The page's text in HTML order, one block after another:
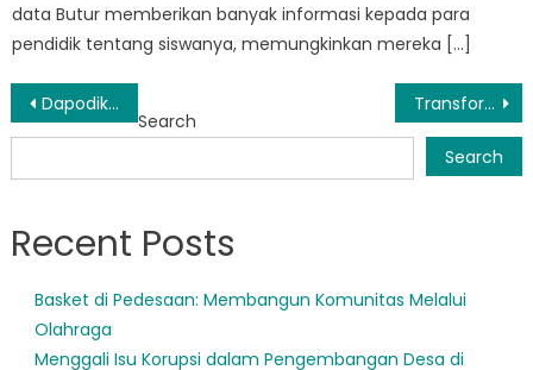
data Butur memberikan banyak informasi kepada para
pendidik tentang siswanya, memungkinkan mereka […]
Post
navigation
Dapodik Buton Utara: Merevolusi Administrasi Pendidikan di Daerah Transforming Communities: The Impact of Sekolah Penggerak Buton Utara
Search
Search
Recent Posts
Basket di Pedesaan: Membangun Komunitas Melalui
Olahraga
Menggali Isu Korupsi dalam Pengembangan Desa di